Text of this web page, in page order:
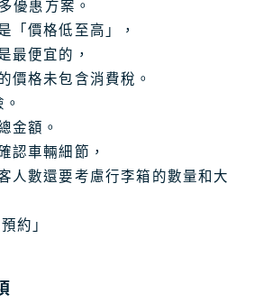
優惠方案。
「價格低至高」，
最便宜的，
價格未包含消費稅。
金額。
認車輛細節，
人數還要考慮行李箱的數量和大
約」